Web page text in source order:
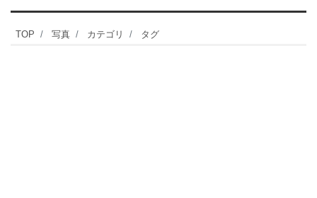
TOP 写真 カテゴリ タグ